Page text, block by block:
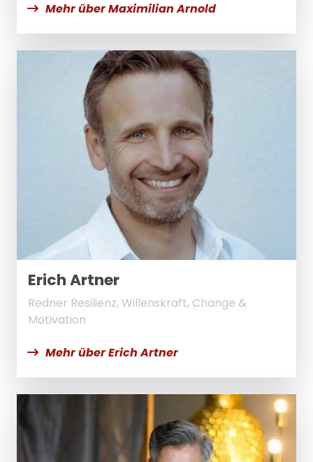
Mehr über Maximilian Arnold
Erich Artner
Redner Resilienz, Willenskraft, Change &
Motivation
Mehr über Erich Artner